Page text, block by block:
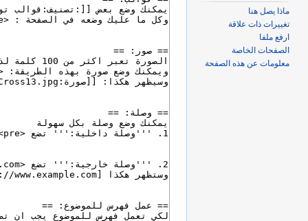
ماذا يصل هنا
تغييرات ذات علاقة
ارفع ملفا
الصفحات الخاصة
معلومات عن هذه الصفحة